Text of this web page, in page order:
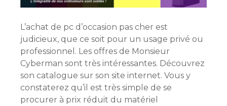
L’achat de pc d’occasion pas cher est
judicieux, que ce soit pour un usage privé ou
professionnel. Les offres de Monsieur
Cyberman sont très intéressantes. Découvrez
son catalogue sur son site internet. Vous y
constaterez qu’il est très simple de se
procurer à prix réduit du matériel